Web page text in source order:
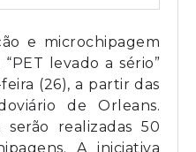
e microchipagem
levado a sério”
(26), a partir das
de Orleans.
serão realizadas 50
A iniciativa